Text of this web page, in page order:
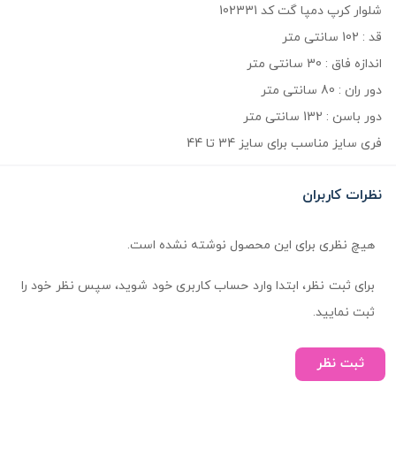
شلوار کرپ دمپا گت کد 102331
قد : 102 سانتی متر
اندازه فاق : 30 سانتی متر
دور ران : 80 سانتی متر
دور باسن : 132 سانتی متر
فری سایز مناسب برای سایز 34 تا 44
نظرات کاربران
هیچ نظری برای این محصول نوشته نشده است.
برای ثبت نظر، ابتدا وارد حساب کاربری خود شوید، سپس نظر خود را
ثبت نمایید.
ثبت نظر